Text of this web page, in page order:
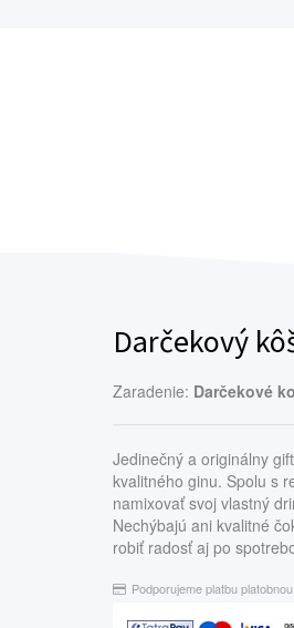
Darčekový
Zaradenie: Darčekové
Jedinečný a originálny
kvalitného ginu. Spolu s
namixovať svoj vlastný
Nechýbajú ani kvalitné
robiť radosť aj po
Podporujeme platbu